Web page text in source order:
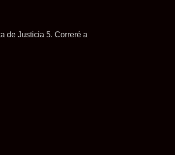
de Justicia 5. Correré a